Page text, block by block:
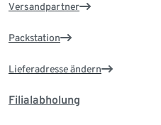
Versandpartner
Packstation
Lieferadresse ändern
Filialabholung